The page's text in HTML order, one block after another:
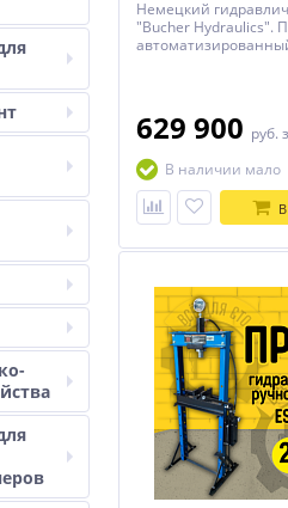
Немецкий
"Bucher Hydraulics".
демонтажа шин
грузовиков, грузовых
автомобилей,
промышленного
сельхозтехники и
629 900 руб.
В наличии мало